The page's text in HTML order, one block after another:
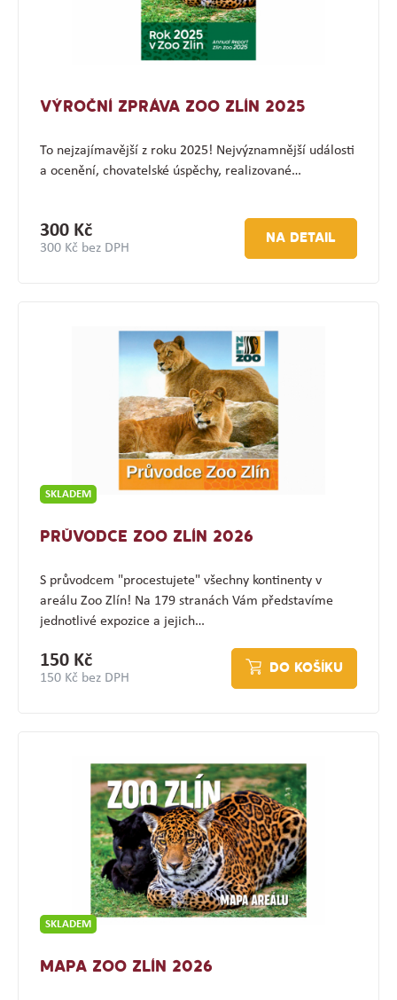
VÝROČNÍ ZPRÁVA ZOO ZLÍN 2025
To nejzajímavější z roku 2025! Nejvýznamnější události
a ocenění, chovatelské úspěchy, realizované…
300 Kč
300 Kč bez DPH
NA DETAIL
SKLADEM
PRŮVODCE ZOO ZLÍN 2026
S průvodcem "procestujete" všechny kontinenty v
areálu Zoo Zlín! Na 179 stranách Vám představíme
jednotlivé expozice a jejich…
150 Kč
150 Kč bez DPH
DO KOŠÍKU
SKLADEM
MAPA ZOO ZLÍN 2026